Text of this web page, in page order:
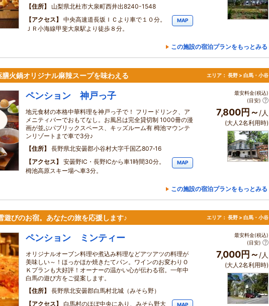
住所
山梨県北杜市大泉町西井出8240-1548
アクセス
中央高速道長坂ＩＣより車で１０分。
ＪＲ小海線甲斐大泉駅より徒歩８分。
MAP
この施設の宿泊プランをもっとみる
火鍋オリジナル麻辣スープを味わえる エリア： 長野 > 白馬・小谷
ペンション 神戸っ子
地元食材の本格中華料理を神戸っ子で！ フリードリンク、ア
メニティバーでおもてなし。お風呂は完全貸切制 1000冊の漫
画が並ぶパブリックスペース、キッズルーム有 栂池マウンテ
ンリゾートまで車で3分♪
住所
長野県北安曇郡小谷村大字千国乙807‐16
アクセス
安曇野IC・長野ICから車1時間30分。
栂池高原スキー場へ車3分。
MAP
最安料金(税込)
(目安)
7,800円～ /人
(大人2名利用時)
この施設の宿泊プランをもっとみる
遊びのお宿。あなたの旅を応援します♪ エリア： 長野 > 白馬・小谷
ペンション ミンティー
オリジナルオーブン料理や煮込み料理などアツアツの料理が
美味しい～！ほっかほか焼きたてパン。ワインのお変わりＯ
Ｋプランも大好評！オーナーの温かい心が伝わる宿。一年中
白馬の遊び方をご提案します。
住所
長野県北安曇郡白馬村北城（みそら野）
アクセス
白馬村のほぼ中央にあり、みそら野大
MAP
最安料金(税込)
(目安)
7,000円～ /人
(大人2名利用時)